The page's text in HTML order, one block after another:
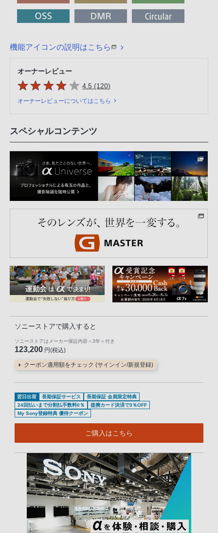
機能アイコンの説明はこちら
オーナーレビュー
5つの星のうち
4.5 (120件のレビュー
)
オーナーレビューについてはこちら
スペシャルコンテンツ
ソニーストアで購入すると
ソニーストアはメーカー保証内容 ＜3年＞ 付き
123,200 円(税込)
クーポン適用額をチェック (サインイン/新規登録)
翌日出荷 長期保証サービス
長期保証 会員限定特典
24回払いまで分割払手数料0％
提携カード決済で3％OFF
My Sony登録特典 優待クーポン
ご購入はこちら